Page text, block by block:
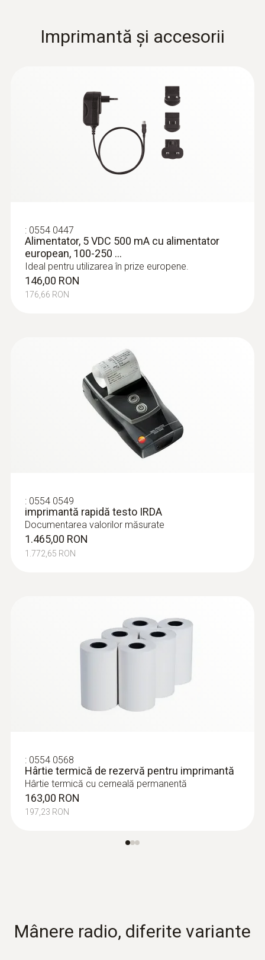
Sonde pentru măsurarea
punctului de rouă
punctului de rouă în sistem...
Monitorizarea precisă a punctului de rouă al
presiunii în sistemele de aer comprimat.
4.793,00 RON
5.799,53 RON
Sondă pentru măsurarea presiunii
punctului de rouă în sistemele de aer
comprimat
7.730,69 RON
Sonde pentru suprafețe
Imprimantă și accesorii
: 0554 0447
Alimentator, 5 VDC 500 mA cu alimentator
european, 100-250 ...
Ideal pentru utilizarea în prize europene.
146,00 RON
176,66 RON
: 0554 0549
imprimantă rapidă testo IRDA
Documentarea valorilor măsurate
1.465,00 RON
1.772,65 RON
: 0554 0568
Hârtie termică de rezervă pentru imprimantă
Hârtie termică cu cerneală permanentă
163,00 RON
197,23 RON
Mânere radio, diferite variante